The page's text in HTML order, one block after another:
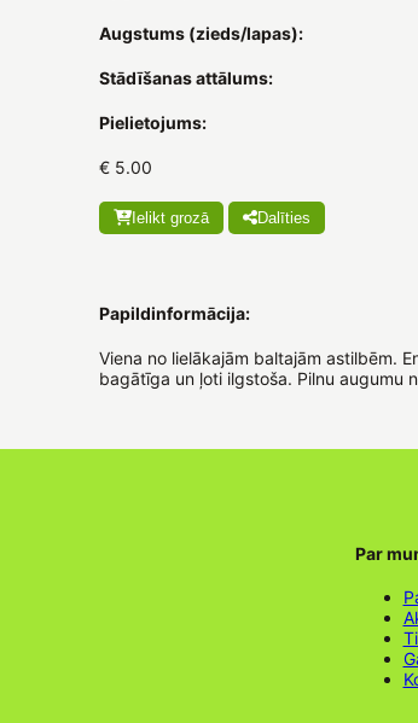
Augstums (zieds/lapas):
Stādīšanas attālums:
Pielietojums:
€ 5.00
Ielikt grozā Dalīties
Papildinformācija:
Viena no lielākajām baltajām astilbēm.
bagātīga un ļoti ilgstoša. Pilnu augumu
Par